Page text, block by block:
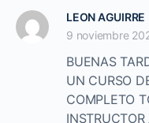
LEON AGUIRRE
9 noviembre
BUENAS
UN CURSO
COMPLETO